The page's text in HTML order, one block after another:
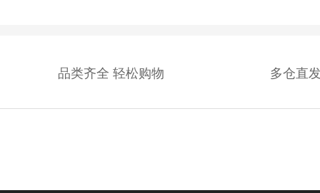
品类齐全 轻松购物 多仓直